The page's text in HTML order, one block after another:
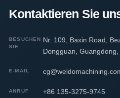
Kontaktieren Sie
BESUCHEN
SIE
Nr. 109, Baxin Road,
Dongguan, Guangdong,
E-MAIL
ANRUF +86 135-3275-9745